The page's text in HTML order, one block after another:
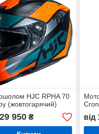
HJC RPHA 70
(жовтогарячий)
29 950₴ від